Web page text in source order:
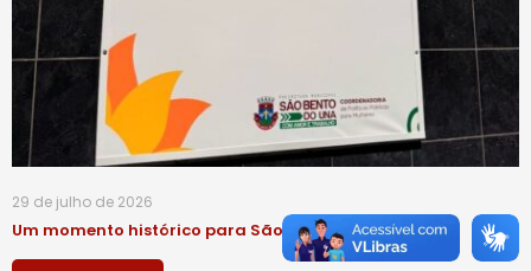
29 de julho de 2026
Um momento histórico para São Bento do Una!